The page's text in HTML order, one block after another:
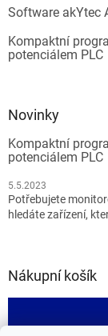
Software akYtec
Kompaktní
potenciálem PLC
Novinky
Kompaktní
potenciálem PLC
5.5.2023
Potřebujete
hledáte zařízení,
Nákupní košík